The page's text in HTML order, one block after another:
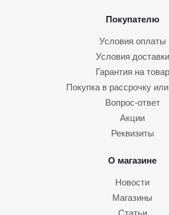
Покупателю
Условия оплаты
Условия доставки
Гарантия на товар
Покупка в рассрочку
Вопрос-ответ
Акции
Реквизиты
О магазине
Новости
Магазины
Статьи